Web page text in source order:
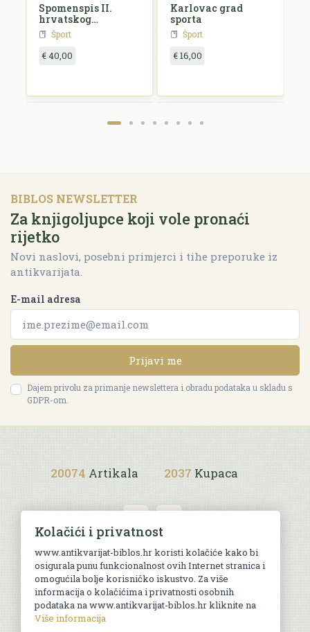
Spomenspis II.
hrvatskog
svesokolskog sleta
12.-16. kolovoza
1911. u Zagrebu
Šport
€ 40,00
Karlovac grad
sporta
Šport
€ 16,00
BIBLOS NEWSLETTER
Za knjigoljupce koji vole pronaći
rijetko
Novi naslovi, posebni primjerci i tihe preporuke iz
antikvarijata.
E-mail adresa
Prijavi me
Dajem privolu za primanje newslettera i obradu podataka u skladu s
GDPR-om.
20074 Artikala 2037 Kupaca
Uvjeti kupnje
Kolačići i privatnost
www.antikvarijat-biblos.hr koristi kolačiće kako bi
osigurala punu funkcionalnost ovih Internet stranica i
omogućila bolje korisničko iskustvo. Za više
informacija o kolačićima i privatnosti osobnih
podataka na www.antikvarijat-biblos.hr kliknite na
Više informacija